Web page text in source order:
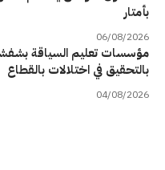
بأمتار
06/08/2026
مؤسسات تعليم السياقة
بالتحقيق في اختلالات بالقطاع
04/08/2026